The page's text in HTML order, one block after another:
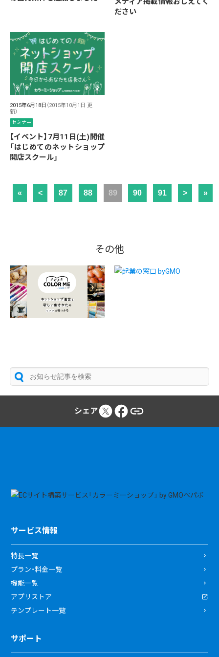
ださい
2015年6月18日 （2015年10月1日 更
新）
セミナー
【イベント】7月11日(土)開催
「はじめてのネットショップ
開店スクール」
« < 87 88 89 90 91 > »
その他
シェア
サービス情報
特長一覧
プラン・料金一覧
機能一覧
アプリストア
テンプレート一覧
サポート